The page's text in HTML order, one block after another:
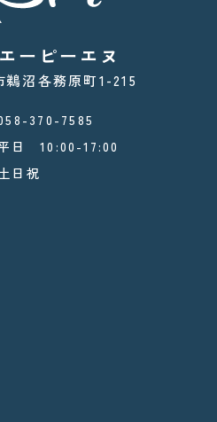
ーピーエヌ
鵜沼各務原町1-215
370-7585
日 10:00-17:00
日祝